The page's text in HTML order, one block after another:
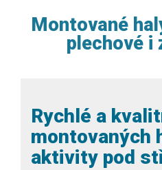
Montované
plechové i
Rychlé a
montovaných
aktivity pod